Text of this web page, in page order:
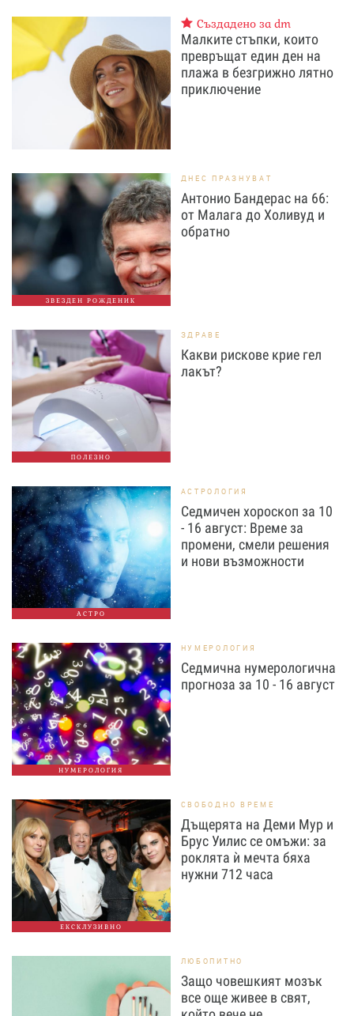
Създадено за dm
Малките стъпки, които
превръщат един ден на
плажа в безгрижно лятно
приключение
ЗВЕЗДЕН РОЖДЕНИК
ДНЕС ПРАЗНУВАТ
Антонио Бандерас на 66:
от Малага до Холивуд и
обратно
ПОЛЕЗНО
ЗДРАВЕ
Какви рискове крие гел
лакът?
АСТРО
АСТРОЛОГИЯ
Седмичен хороскоп за 10
- 16 август: Време за
промени, смели решения
и нови възможности
НУМЕРОЛОГИЯ
НУМЕРОЛОГИЯ
Седмична нумерологична
прогноза за 10 - 16 август
ЕКСКЛУЗИВНО
СВОБОДНО ВРЕМЕ
Дъщерята на Деми Мур и
Брус Уилис се омъжи: за
роклята ѝ мечта бяха
нужни 712 часа
ЛЮБОПИТНО
Защо човешкият мозък
все още живее в свят,